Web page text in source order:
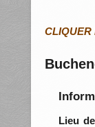
CLIQUER
Lieu